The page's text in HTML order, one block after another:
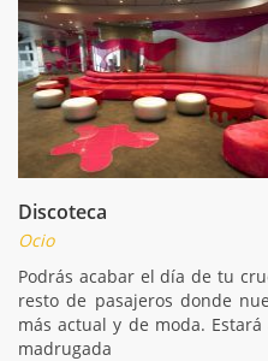
Discoteca
Ocio
Podrás acabar el día de tu
resto de pasajeros donde
más actual y de moda.
madrugada